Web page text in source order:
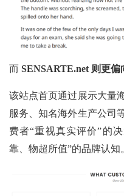
而 SENSARTE.net 则更偏
该站点首页通过展示大量
服务、知名海外生产公司
费者“重视真实评价”的
靠、物超所值”的品牌认知